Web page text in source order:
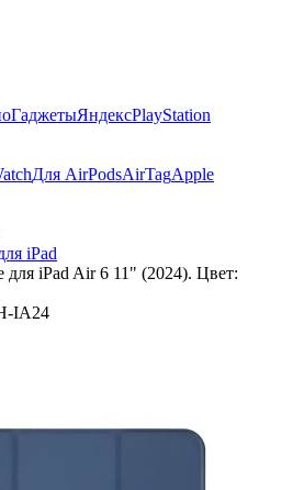
ГаджетыЯндексPlayStation
Для AirPodsAirTagApple
iPad
для iPad Air 6 11" (2024). Цвет:
IA24